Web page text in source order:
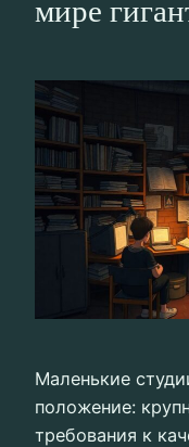
мире
Маленькие
положение:
требования к